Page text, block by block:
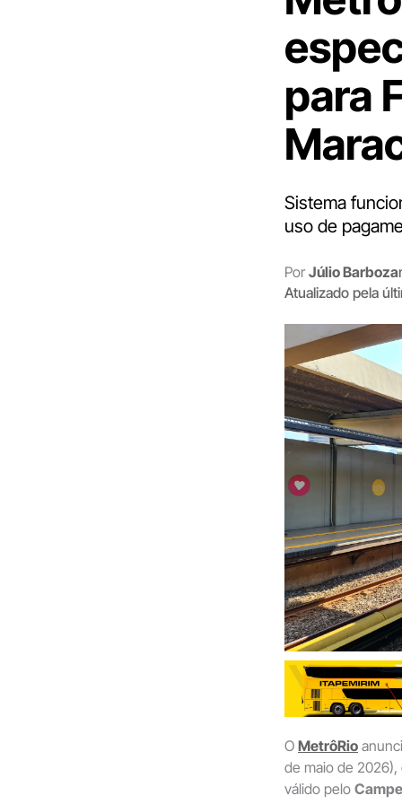
para
Sistema
uso de
Por Júlio Barboza
Atualizado pela
O MetrôRio
de maio de
válido pelo